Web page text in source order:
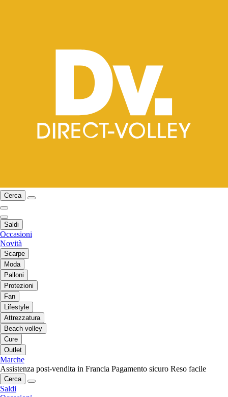
Cerca
Saldi
Occasioni
Novità
Scarpe
Moda
Palloni
Protezioni
Fan
Lifestyle
Attrezzatura
Beach volley
Cure
Outlet
Marche
Assistenza post-vendita in Francia Pagamento sicuro Reso facile
Cerca
Saldi